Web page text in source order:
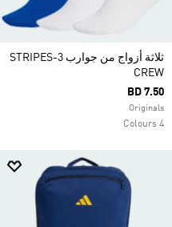
ثلاثة أزواج من جوارب 3-STRIPES
CREW
BD 7.50
Originals
4 Colours